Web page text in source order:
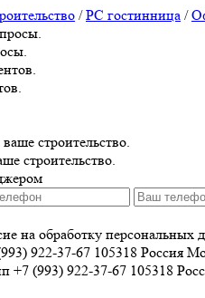
/РС гостинница /
строительство.
на обработку
922-37-67 105318 Россия
+7 (993) 922-37-67 105318